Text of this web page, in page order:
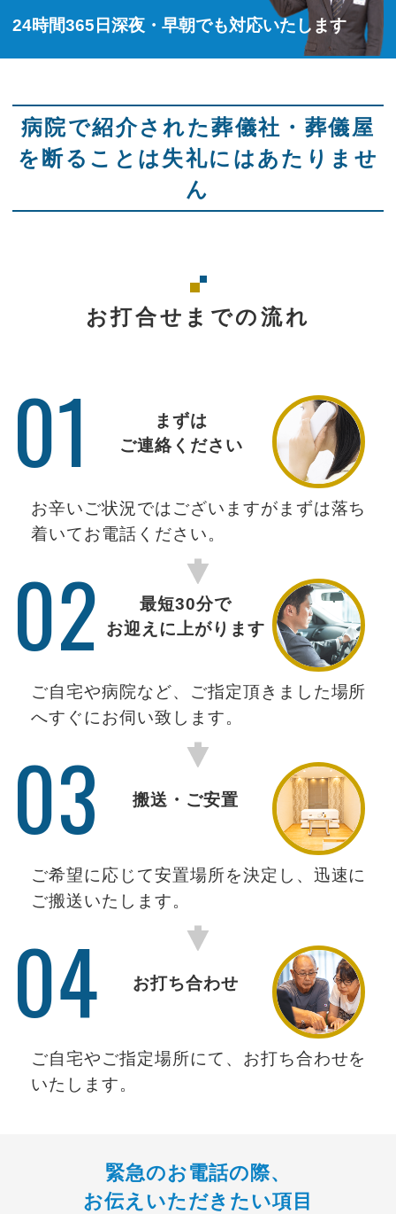
24時間365日深夜・早朝でも対応いたします
病院で紹介された葬儀社・葬儀屋
を断ることは失礼にはあたりませ
ん
お打合せまでの流れ
01
まずは
ご連絡ください
お辛いご状況ではございますがまずは落ち
着いてお電話ください。
02
最短30分で
お迎えに上がります
ご自宅や病院など、ご指定頂きました場所
へすぐにお伺い致します。
03 搬送・ご安置
ご希望に応じて安置場所を決定し、迅速に
ご搬送いたします。
04 お打ち合わせ
ご自宅やご指定場所にて、お打ち合わせを
いたします。
緊急のお電話の際、
お伝えいただきたい項目